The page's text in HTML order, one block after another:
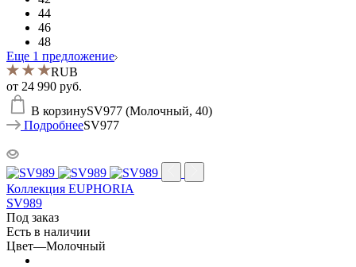
44
46
48
Еще 1 предложение
RUB
от 24 990 руб.
В корзинуSV977 (Молочный, 40)
ПодробнееSV977
Коллекция EUPHORIA
SV989
Под заказ
Есть в наличии
Цвет—Молочный